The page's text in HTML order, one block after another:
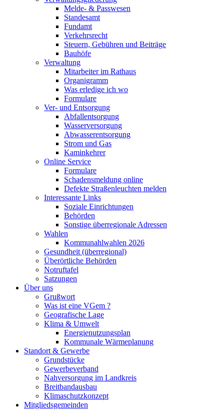
Melde- & Passwesen
Standesamt
Fundamt
Verkehrsrecht
Steuern, Gebühren und Beiträge
Bauhöfe
Verwaltung
Mitarbeiter im Rathaus
Organigramm
Was erledige ich wo
Formulare
Ver- und Entsorgung
Abfallentsorgung
Wasserversorgung
Abwasserentsorgung
Strom und Gas
Kaminkehrer
Online Service
Formulare
Schadensmeldung online
Defekte Straßenleuchten melden
Interessante Links
Soziale Einrichtungen
Behörden
Sonstige überregionale Adressen
Wahlen
Kommunahlwahlen 2026
Gesundheit (überregional)
Überörtliche Behörden
Notruftafel
Satzungen
Über uns
Grußwort
Was ist eine VGem ?
Geografische Lage
Klima & Umwelt
Energienutzungsplan
Kommunale Wärmeplanung
Standort & Gewerbe
Grundstücke
Gewerbeverband
Nahversorgung im Landkreis
Breitbandausbau
Klimaschutzkonzept
Mitgliedsgemeinden